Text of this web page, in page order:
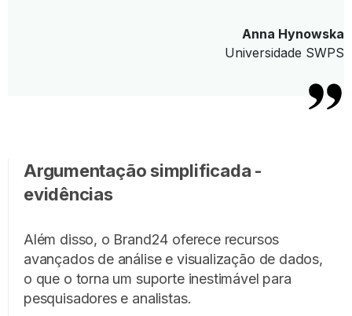
Anna Hynowska
Universidade SWPS
Argumentação simplificada -
evidências
Além disso, o Brand24 oferece recursos
avançados de análise e visualização de dados,
o que o torna um suporte inestimável para
pesquisadores e analistas.